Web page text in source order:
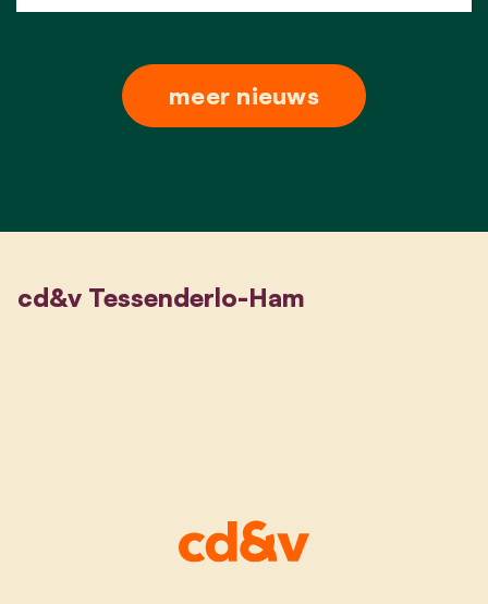
meer nieuws
cd&v Tessenderlo-Ham